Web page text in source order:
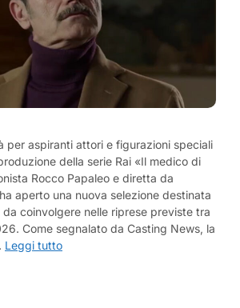
per aspiranti attori e figurazioni speciali
della serie Rai «Il medico di
Rocco Papaleo e diretta da
aperto una nuova selezione destinata
coinvolgere nelle riprese previste tra
Come segnalato da Casting News, la
Leggi tutto